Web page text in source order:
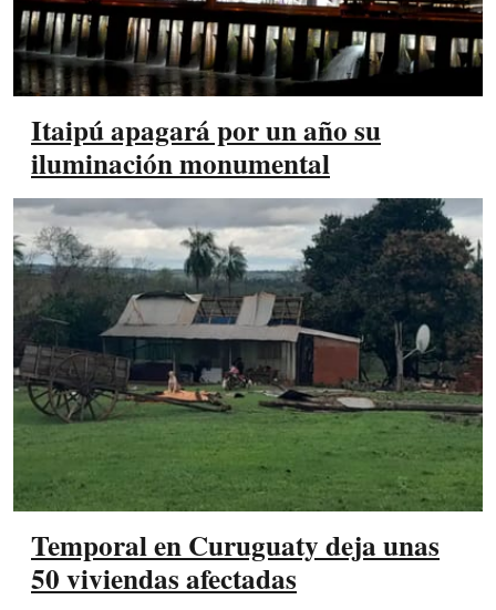
Itaipú apagará por un año su
iluminación monumental
Temporal en Curuguaty deja unas
50 viviendas afectadas